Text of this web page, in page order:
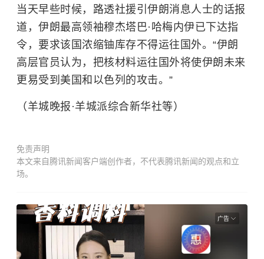
当天早些时候，路透社援引伊朗消息人士的话报
道，伊朗最高领袖穆杰塔巴·哈梅内伊已下达指
令，要求该国浓缩铀库存不得运往国外。“伊朗
高层官员认为，把核材料运往国外将使伊朗未来
更易受到美国和 以色列 的攻击。”
（羊城晚报·羊城派综合新华社等）
免责声明
本文来自腾讯新闻客户端创作者，不代表腾讯新闻的观点和立
场。
广告